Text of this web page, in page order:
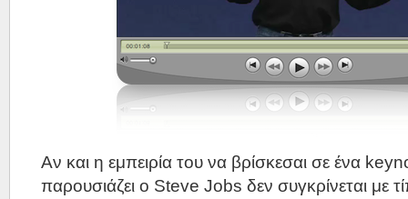
Αν και η εμπειρία του να βρίσκεσαι σε ένα
παρουσιάζει ο Steve Jobs δεν συγκρίνεται με